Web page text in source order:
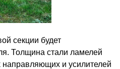
секции будет
Толщина стали ламелей
и усилителей